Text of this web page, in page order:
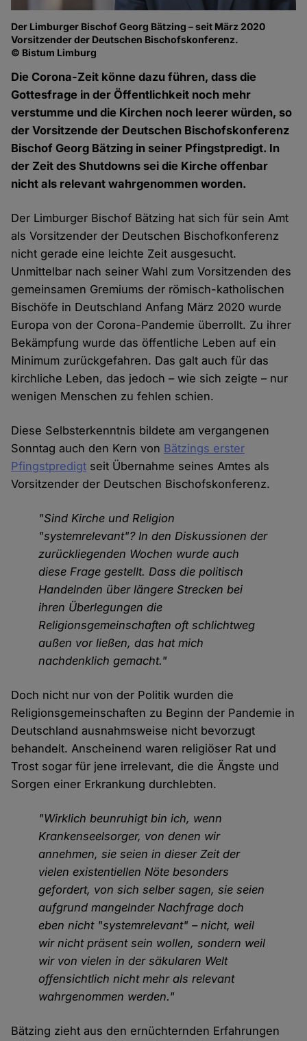
Der Limburger Bischof Georg Bätzing – seit März 2020
Vorsitzender der Deutschen Bischofskonferenz.
© Bistum Limburg
Die Corona-Zeit könne dazu führen, dass die
Gottesfrage in der Öffentlichkeit noch mehr
verstumme und die Kirchen noch leerer würden, so
der Vorsitzende der Deutschen Bischofskonferenz
Bischof Georg Bätzing in seiner Pfingstpredigt. In
der Zeit des Shutdowns sei die Kirche offenbar
nicht als relevant wahrgenommen worden.
Der Limburger Bischof Bätzing hat sich für sein Amt
als Vorsitzender der Deutschen Bischofkonferenz
nicht gerade eine leichte Zeit ausgesucht.
Unmittelbar nach seiner Wahl zum Vorsitzenden des
gemeinsamen Gremiums der römisch-katholischen
Bischöfe in Deutschland Anfang März 2020 wurde
Europa von der Corona-Pandemie überrollt. Zu ihrer
Bekämpfung wurde das öffentliche Leben auf ein
Minimum zurückgefahren. Das galt auch für das
kirchliche Leben, das jedoch – wie sich zeigte – nur
wenigen Menschen zu fehlen schien.
Diese Selbsterkenntnis bildete am vergangenen
Sonntag auch den Kern von Bätzings erster
Pfingstpredigt seit Übernahme seines Amtes als
Vorsitzender der Deutschen Bischofskonferenz.
"Sind Kirche und Religion
"systemrelevant"? In den Diskussionen der
zurückliegenden Wochen wurde auch
diese Frage gestellt. Dass die politisch
Handelnden über längere Strecken bei
ihren Überlegungen die
Religionsgemeinschaften oft schlichtweg
außen vor ließen, das hat mich
nachdenklich gemacht."
Doch nicht nur von der Politik wurden die
Religionsgemeinschaften zu Beginn der Pandemie in
Deutschland ausnahmsweise nicht bevorzugt
behandelt. Anscheinend waren religiöser Rat und
Trost sogar für jene irrelevant, die die Ängste und
Sorgen einer Erkrankung durchlebten.
"Wirklich beunruhigt bin ich, wenn
Krankenseelsorger, von denen wir
annehmen, sie seien in dieser Zeit der
vielen existentiellen Nöte besonders
gefordert, von sich selber sagen, sie seien
aufgrund mangelnder Nachfrage doch
eben nicht "systemrelevant" – nicht, weil
wir nicht präsent sein wollen, sondern weil
wir von vielen in der säkularen Welt
offensichtlich nicht mehr als relevant
wahrgenommen werden."
Bätzing zieht aus den ernüchternden Erfahrungen